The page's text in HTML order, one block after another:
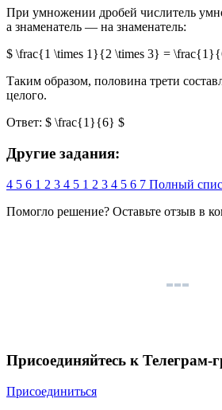
При умножении дробей числитель
а знаменатель — на знаменатель:
$ \frac{1 \times 1}{2 \times 3} =
Таким образом, половина трети
целого.
Ответ: $ \frac{1}{6} $
Другие задания:
4 5 6 1 2 3 4 5 1 2 3 4 5 6 7 Полный
Помогло решение? Оставьте отзыв в
Присоединяйтесь к Телеграм-
Присоединиться